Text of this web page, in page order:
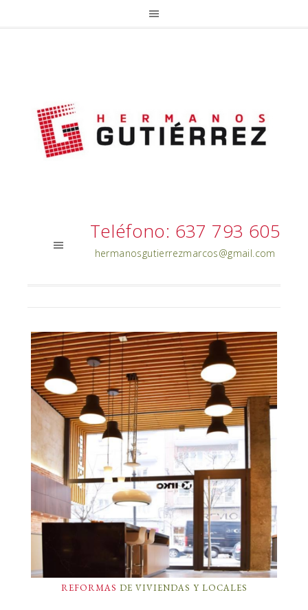
Teléfono: 637 793 605
hermanosgutierrezmarcos@gmail.com
REFORMAS DE VIVIENDAS Y LOCALES